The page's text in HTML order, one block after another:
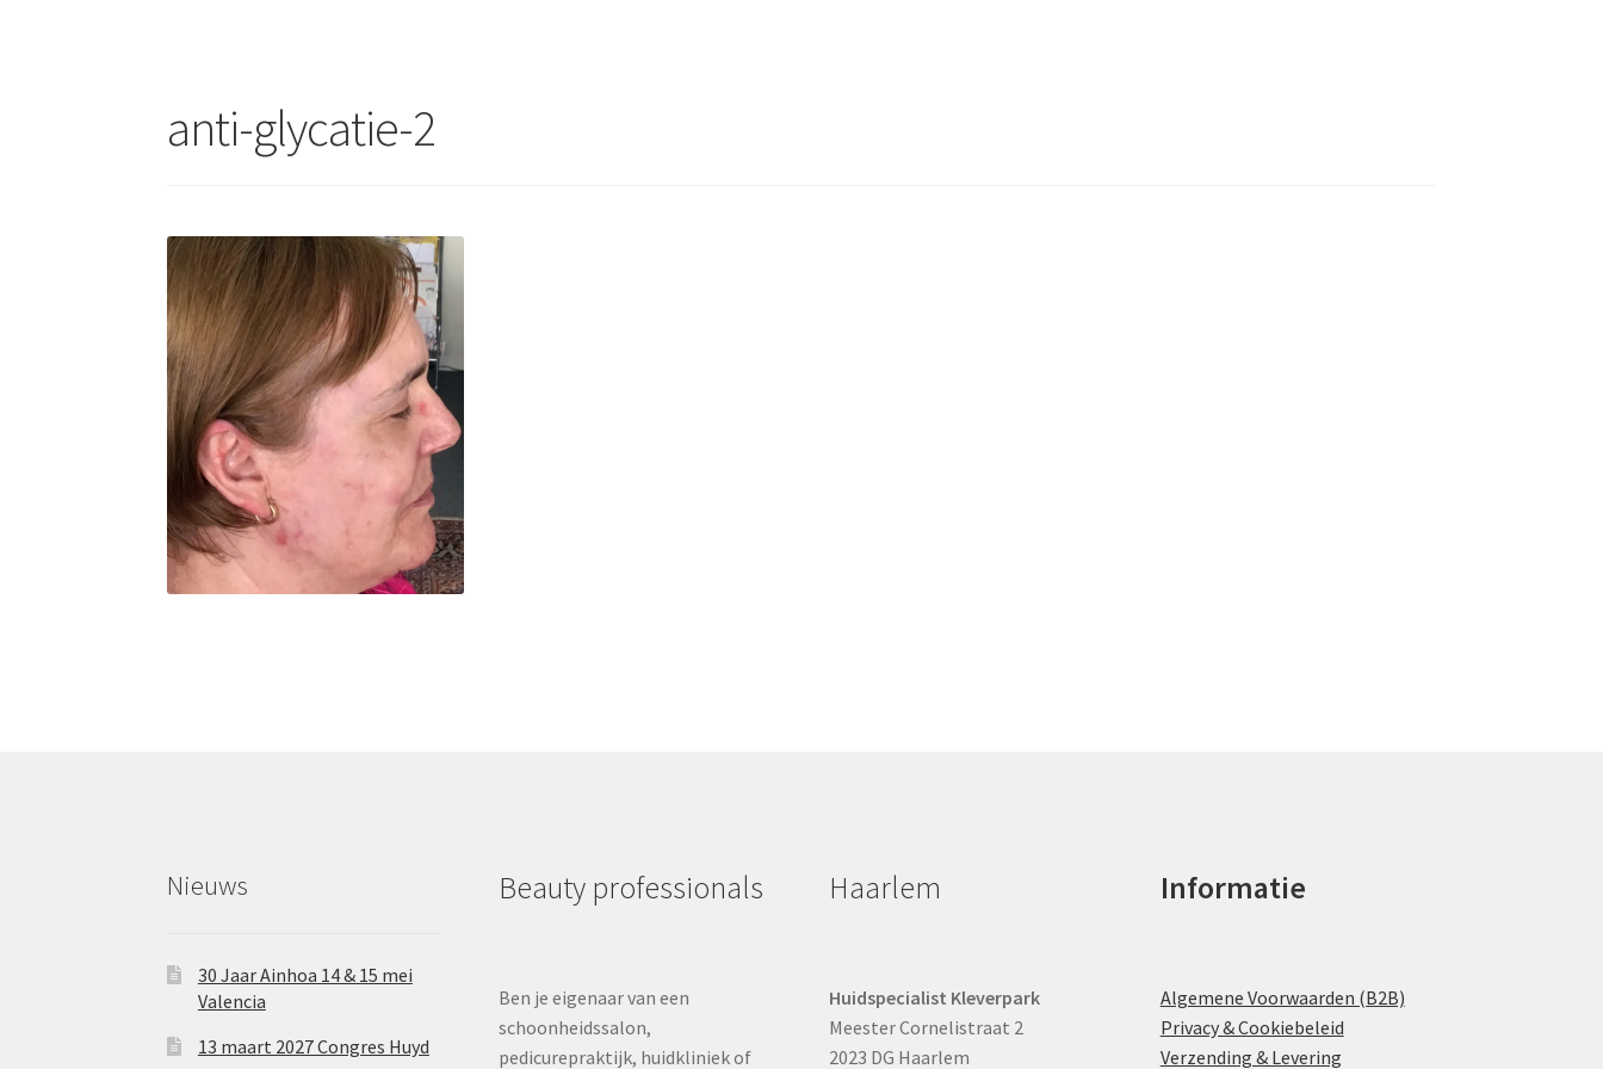
anti-glycatie-2
Nieuws
30 Jaar Ainhoa 14 & 15 mei
Valencia
13 maart 2027 Congres Huyd
Beauty professionals
Ben je eigenaar van een
schoonheidssalon,
pedicurepraktijk, huidkliniek of
Haarlem
Huidspecialist Kleverpark
Meester Cornelistraat 2
2023 DG Haarlem
Informatie
Algemene Voorwaarden (B2B)
Privacy & Cookiebeleid
Verzending & Levering